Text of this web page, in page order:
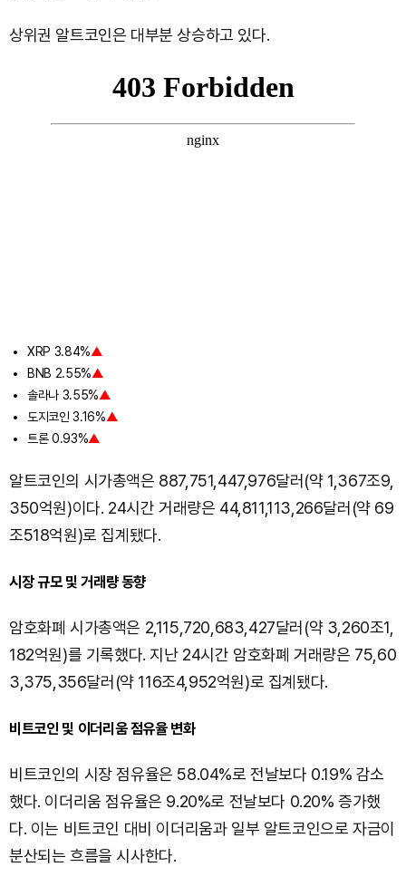
상위권 알트코인은 대부분 상승하고 있다.
XRP 3.84%▲
BNB 2.55%▲
솔라나 3.55%▲
도지코인 3.16%▲
트론 0.93%▲
알트코인의 시가총액은 887,751,447,976달러(약 1,367조9,
350억원)이다. 24시간 거래량은 44,811,113,266달러(약 69
조518억원)로 집계됐다.
시장 규모 및 거래량 동향
암호화폐 시가총액은 2,115,720,683,427달러(약 3,260조1,
182억원)를 기록했다. 지난 24시간 암호화폐 거래량은 75,60
3,375,356달러(약 116조4,952억원)로 집계됐다.
비트코인 및 이더리움 점유율 변화
비트코인의 시장 점유율은 58.04%로 전날보다 0.19% 감소
했다. 이더리움 점유율은 9.20%로 전날보다 0.20% 증가했
다. 이는 비트코인 대비 이더리움과 일부 알트코인으로 자금이
분산되는 흐름을 시사한다.